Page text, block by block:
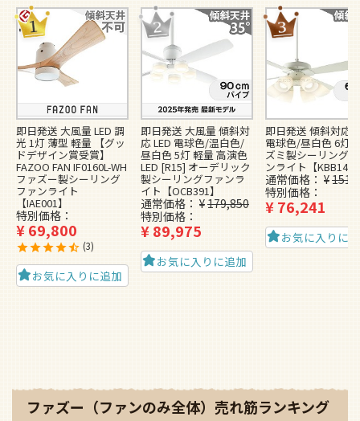
即日発送 大風量 LED 調
光 1灯 薄型 軽量 【グッ
ドデザイン賞受賞】
FAZOO FAN IF0160L-WH
ファズー製シーリング
ファンライト
【IAE001】
特別価格
¥69,800
3
お気に入りに追加
即日発送 大風量 傾斜対
応 LED 電球色/温白色/
昼白色 5灯 軽量 高演色
LED [R15] オーデリック
製シーリングファンラ
イト【OCB391】
通常価格 ¥179,850
特別価格
¥89,975
お気に入りに追加
即日発送 傾斜対応
電球色/昼白色 6灯
ズミ製シーリング
ンライト【KBB148
通常価格 ¥
特別価格
¥76,241
お気に入りに
ファズー（ファンのみ全体）売れ筋ランキング